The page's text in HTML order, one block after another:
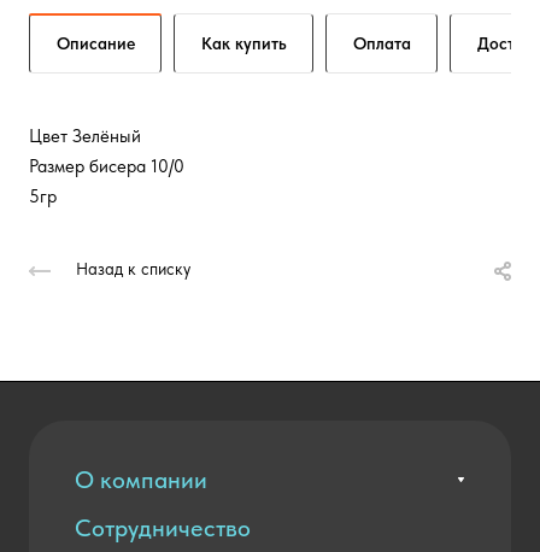
Описание Как купить Оплата
Цвет Зелёный
Размер бисера 10/0
5гр
Назад к списку
О компании
Вакансии
Сотрудничество